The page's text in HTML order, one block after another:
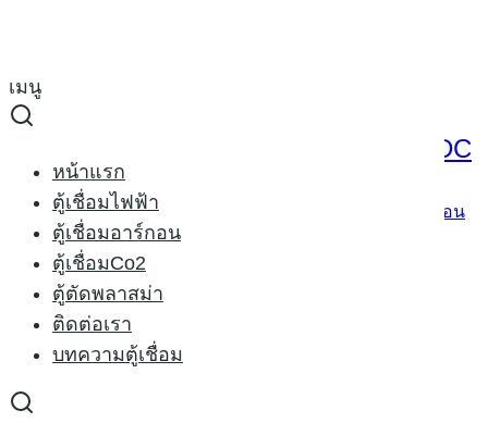
เมนู
หน้าแรก
ตู้เชื่อมไฟฟ้า
ตู้เชื่อมอาร์กอน
ตู้เชื่อมCo2
ตู้ตัดพลาสม่า
ติดต่อเรา
บทความตู้เชื่อม
for:
ตู้เชื่อมอาร์กอน RILON TIG 315P AC/DC
ตู้เชื่อมอาร์กอน RILON TIG 315P AC/DC
14/07/201419/02/2021 ตู้เชื่อมอาร์กอน